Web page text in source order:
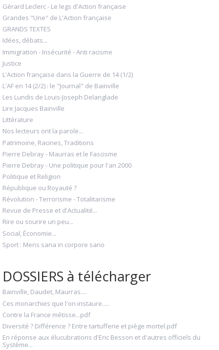
Gérard Leclerc - Le legs d'Action française
Grandes "Une" de L'Action française
GRANDS TEXTES
Idées, débats...
Immigration - Insécurité - Anti racisme
Justice
L'Action française dans la Guerre de 14 (1/2)
L'AF en 14 (2/2) : le "Journal" de Bainville
Les Lundis de Louis-Joseph Delanglade
Lire Jacques Bainville
Littérature
Nos lecteurs ont la parole...
Patrimoine, Racines, Traditions
Pierre Debray - Maurras et le Fascisme
Pierre Debray - Une politique pour l'an 2000
Politique et Religion
République ou Royauté ?
Révolution - Terrorisme - Totalitarisme
Revue de Presse et d'Actualité...
Rire ou sourire un peu...
Social, Économie...
Sport : Mens sana in corpore sano
DOSSIERS à télécharger
Bainville, Daudet, Maurras....
Ces monarchies que l'on instaure.....
Contre la France métisse...pdf
Diversité ? Différence ? Entre tartufferie et piège mortel.pdf
En réponse aux élucubrations d'Eric Besson et d'autres officiels du
Système...